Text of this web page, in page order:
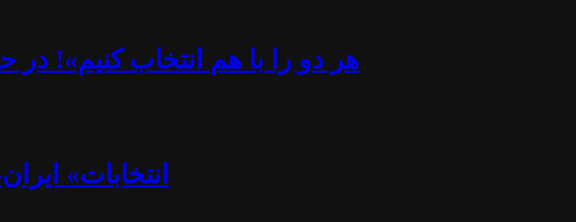
«هر دو را با هم انتخاب کنیم»!
«انتخابات»